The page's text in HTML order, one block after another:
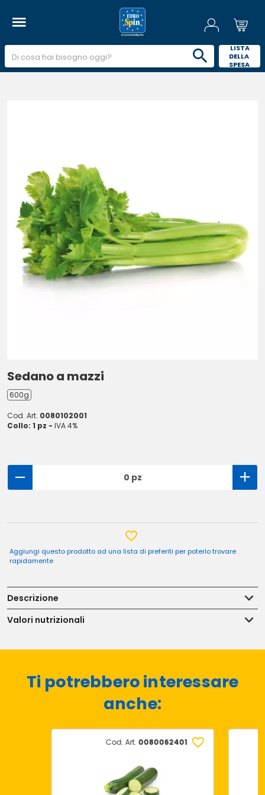
LISTA
DELLA
SPESA
Sedano a mazzi
600g
Cod. Art. 0080102001
Collo: 1 pz - IVA 4%
0 pz
Aggiungi questo prodotto ad una lista di preferiti per poterlo trovare
rapidamente
Descrizione
Valori nutrizionali
Ti potrebbero interessare
anche:
Cod. Art. 0080062401